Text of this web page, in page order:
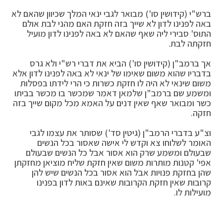
ברש"י (קידושין סו') מבואר לגבי ינאי המלך שכיוון שהאם לא
באה לפנינו לדון לא שייך בזה חזקת האם מהני לבת אולם
התוס' סבירי ליה שאף שהאם לא באה לפנינו לדון מועיל
חזקתה לבת.
אך ברמב"ן (קידושין סו') הביא את דברי רש"י ולא גרס
בדבריו שהוא משום שאימו של ינאי לא באה לפנינו לדון אלא
משום שינאי לא היה לו חזקת כשרות כי הרי לידתו בפסלות
ומשמע שם ברמב"ן שלמאן דאמר שמכשר בו מכשר בביתו
כשר ומבואר שאף שאין דנים על האמא מכל מקום שייך בזה
חזקה.
וצ"ע בדברי הרמב"ן (גיטין סד') שסותר את עצמו לגבי
האומר לשלוחו צא וקדש לי אישה שאסור בכל הנשים
שבעולם ומשמע שרק הוא אסור אבל כל הנשים שבעולם
אפי' קטנות מותרות משום שאין חזקת שליח מוציאן מחזקתן
שהן בחזקת פנויות אבל הוא אסור בכל הנשים שיש להן
קרובות שאין חזקת הקרובות שאינם באות לדון בפנינו
מועילות לו.